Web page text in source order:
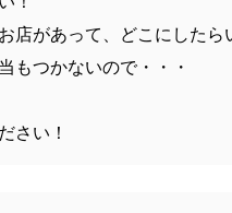
店があって、どこにしたら
もつかないので・・・
さい！